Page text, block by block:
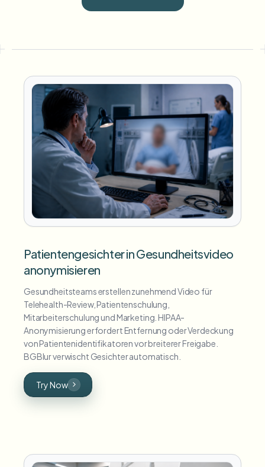
Patientengesichter in Gesundheitsvideo
anonymisieren
Gesundheitsteams erstellen zunehmend Video für
Telehealth-Review, Patientenschulung,
Mitarbeiterschulung und Marketing. HIPAA-
Anonymisierung erfordert Entfernung oder Verdeckung
von Patientenidentifikatoren vor breiterer Freigabe.
BGBlur verwischt Gesichter automatisch.
Try Now